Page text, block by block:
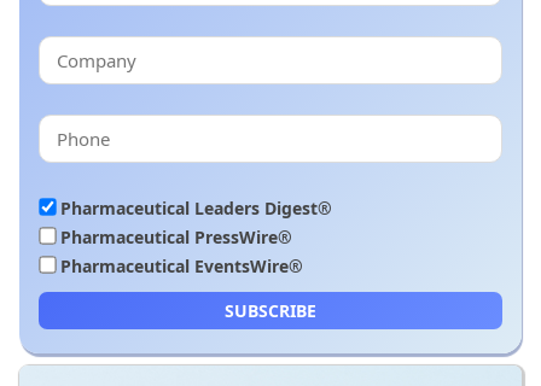
Pharmaceutical Leaders Digest®
Pharmaceutical PressWire®
Pharmaceutical EventsWire®
SUBSCRIBE